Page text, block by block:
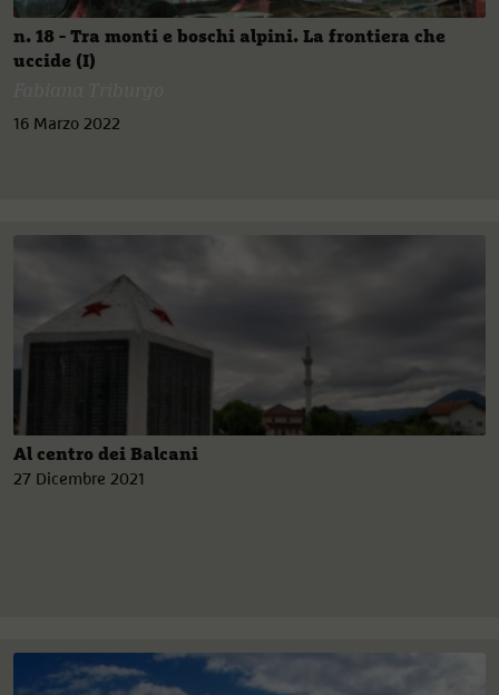
n. 18 - Tra monti e boschi alpini. La frontiera che
uccide (I)
16 Marzo 2022
Al centro dei Balcani
27 Dicembre 2021